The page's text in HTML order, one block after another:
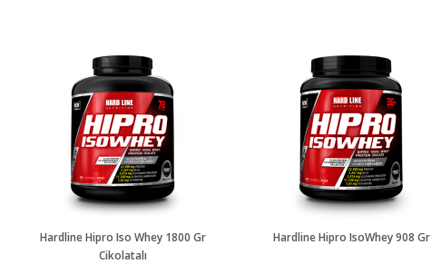
Hardline Hipro Iso Whey 1800 Gr
Çikolatalı
Hardline Hipro IsoWhey 908 Gr